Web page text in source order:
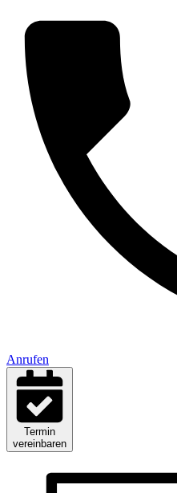
Anrufen
Termin
vereinbaren